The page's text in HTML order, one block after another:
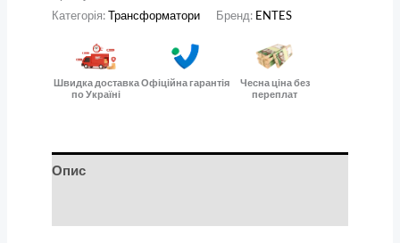
Категорія:Трансформатори Бренд: ENTES
Швидка доставка
по Україні
Офіційна гарантія
Чесна ціна без
переплат
Опис